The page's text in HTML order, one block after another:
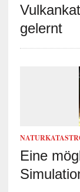
gelernt
Eine